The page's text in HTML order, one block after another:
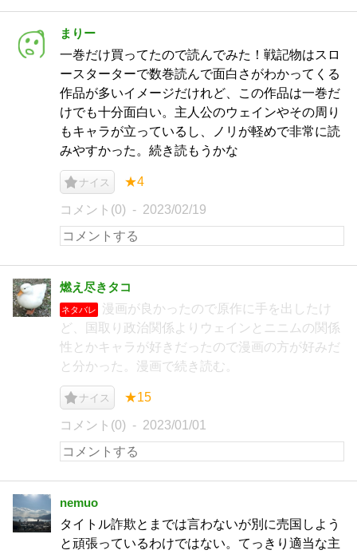
まりー
一巻だけ買ってたので読んでみた！戦記物はスロ
ースターターで数巻読んで面白さがわかってくる
作品が多いイメージだけれど、この作品は一巻だ
けでも十分面白い。主人公のウェインやその周り
もキャラが立っているし、ノリが軽めで非常に読
みやすかった。続き読もうかな
ナイス ★4
コメント(0) 2023/02/19
燃え尽きタコ
ネタバレ
漫画が良かったので原作に手を出したけ
ど、国取り政治関係よりウェインとニニムの関係
性とかキャラが好きだったので漫画の方が好みだ
と分かった。漫画で続き読む。
ナイス ★15
コメント(0) 2023/01/01
nemuo
タイトル詐欺とまでは言わないが別に売国しよう
と頑張っているわけではない。てっきり適当な主